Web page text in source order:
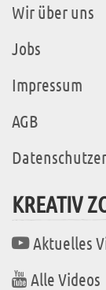
Wir über uns
Jobs
Impressum
AGB
KREATIV
Aktuelles
Alle Videos